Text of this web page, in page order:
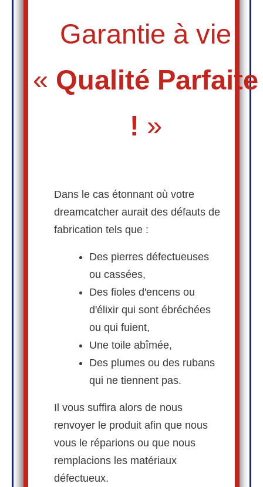
Garantie à vie
« Qualité Parfaite
! »
Dans le cas étonnant où votre
dreamcatcher aurait des défauts de
fabrication tels que :
Des pierres défectueuses
ou cassées,
Des fioles d'encens ou
d'élixir qui sont ébréchées
ou qui fuient,
Une toile abîmée,
Des plumes ou des rubans
qui ne tiennent pas.
Il vous suffira alors de nous
renvoyer le produit afin que nous
vous le réparions ou que nous
remplacions les matériaux
défectueux.